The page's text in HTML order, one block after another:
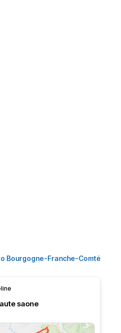
Bourgogne-Franche-Comté
saone